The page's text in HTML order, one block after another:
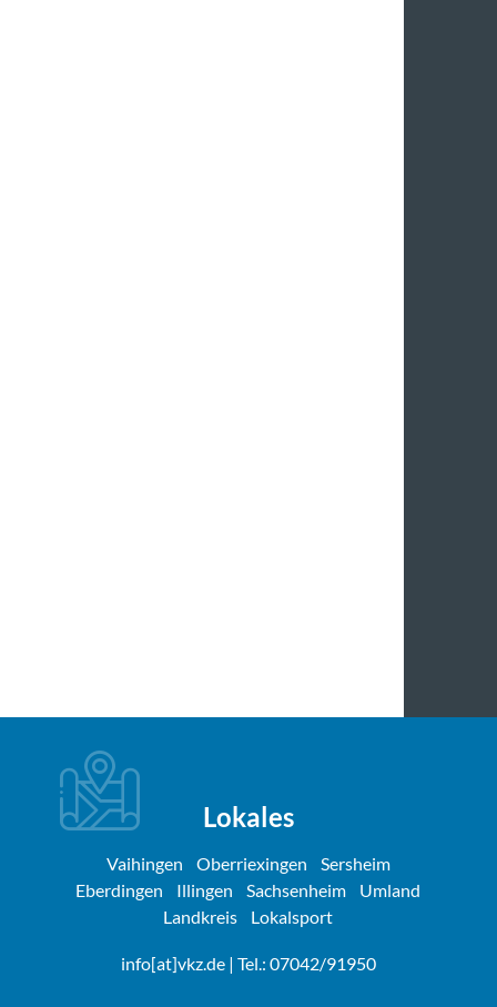
Lokales
Vaihingen Oberriexingen
Sersheim
Eberdingen
Illingen Sachsenheim
Umland
Landkreis
Lokalsport
info[at]vkz.de| Tel.: 07042/91950